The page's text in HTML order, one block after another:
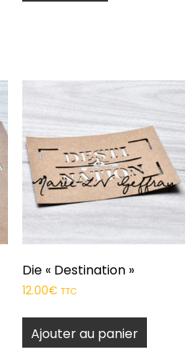
Die « Destination »
12.00€ TTC
Ajouter au panier